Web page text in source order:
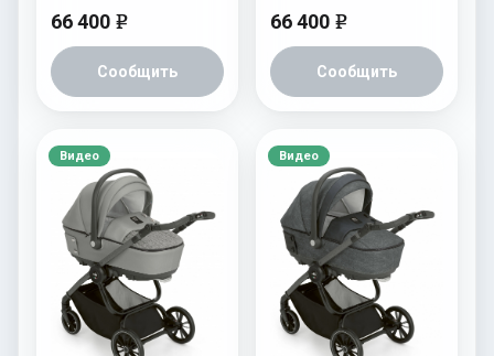
66 400 e
Сообщить
66 400 e
Сообщить
Видео Видео